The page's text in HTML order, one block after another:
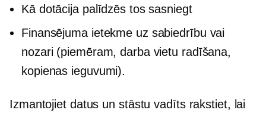
Kā dotācija palīdzēs tos sasniegt
Finansējuma ietekme uz sabiedrību vai
nozari (piemēram, darba vietu radīšana,
kopienas ieguvumi).
Izmantojiet datus un stāstu vadītsrakstiet, lai